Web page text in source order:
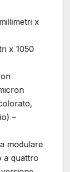
x
x 1050
–
modulare
a quattro